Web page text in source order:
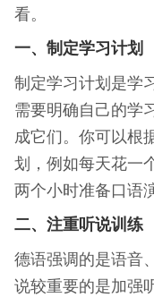
看。
一、制定学习计划
制定学习计划是学
需要明确自己的学
成它们。你可以根
划，例如每天花一
两个小时准备口语
二、注重听说训练
德语强调的是语音
说较重要的是加强